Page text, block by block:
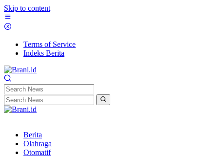
Skip to content
Terms of Service
Indeks Berita
Berita
Olahraga
Otomatif